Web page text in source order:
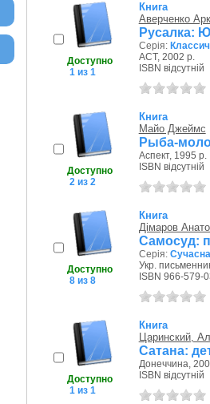
Доступно
1 из 1
Книга
Аверченко
Русалка:
Серія:
АСТ, 2002 р.
ISBN відсутній
Доступно
2 из 2
Книга
Майо Джеймс
Рыба-
Аспект, 1995 р.
ISBN відсутній
Доступно
8 из 8
Книга
Дімаров
Самосуд:
Серія: Сучасна
Укр.
ISBN 966-579-
Доступно
1 из 1
Книга
Царинский,
Сатана:
Донеччина,
ISBN відсутній